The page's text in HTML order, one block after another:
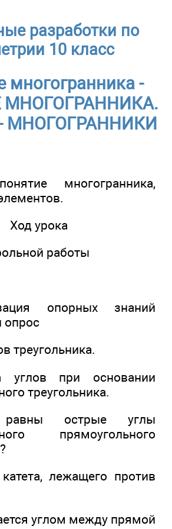
разработки по
10 класс
многогранника -
МНОГОГРАННИКА.
МНОГОГРАННИКИ
многогранника,
Ход урока
работы
опорных знаний
опрос
треугольника.
углов при основании
треугольника.
острые углы
прямоугольного
лежащего против
углом между прямой